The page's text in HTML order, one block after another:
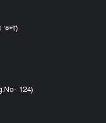
তলা)
124)